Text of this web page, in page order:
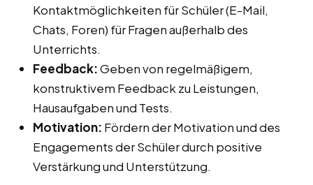
Kontaktmöglichkeiten für Schüler (E-Mail,
Chats, Foren) für Fragen außerhalb des
Unterrichts.
Feedback:Geben von regelmäßigem,
konstruktivem Feedback zu Leistungen,
Hausaufgaben und Tests.
Motivation: Fördern der Motivation und des
Engagements der Schüler durch positive
Verstärkung und Unterstützung.